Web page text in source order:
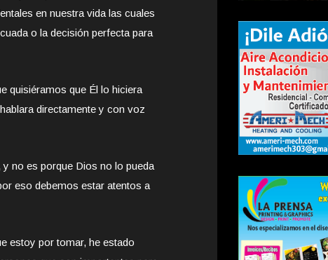
en nuestra vida las cuales
o la decisión perfecta para
quisiéramos que Él lo hiciera
directamente y con voz
no es porque Dios no lo pueda
eso debemos estar atentos a
estoy por tomar, he estado